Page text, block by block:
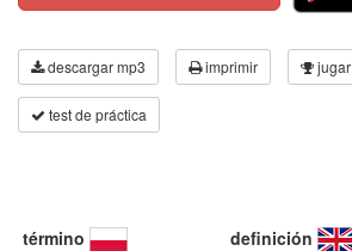
descargar mp3 imprimir jugar
test de práctica
término definición